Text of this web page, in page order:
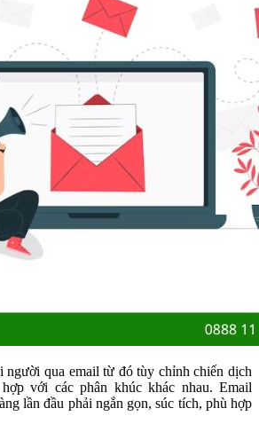
người qua email từ đó tùy chỉnh chiến dịch
với các phân khúc khác nhau. Email
lần đầu phải ngắn gọn, súc tích, phù hợp